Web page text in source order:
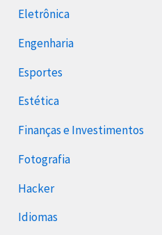
Eletrônica
Engenharia
Esportes
Estética
Finanças e Investimentos
Fotografia
Hacker
Idiomas